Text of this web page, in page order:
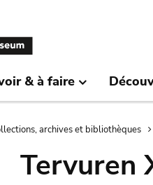
& à faire
archives et bibliothèques
Tervuren